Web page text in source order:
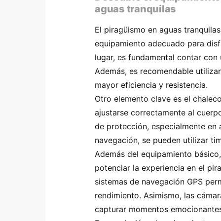
aguas tranquilas
El piragüismo en aguas
equipamiento adecuado para
lugar, es fundamental contar
Además, es recomendable
mayor eficiencia y resistencia.
Otro elemento clave es el
ajustarse correctamente al
de protección, especialmente en
navegación, se pueden utilizar
Además del equipamiento
potenciar la experiencia en el
sistemas de navegación GPS
rendimiento. Asimismo, las
capturar momentos